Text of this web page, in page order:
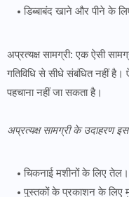
डिब्बाबंद खाने और पीने के
अप्रत्यक्ष सामग्री: एक ऐसी
गतिविधि से सीधे संबंधित नहीं
पहचाना नहीं जा सकता है।
अप्रत्यक्ष सामग्री के उदाहरण
चिकनाई मशीनों के लिए तेल।
पुस्तकों के प्रकाशन के लिए